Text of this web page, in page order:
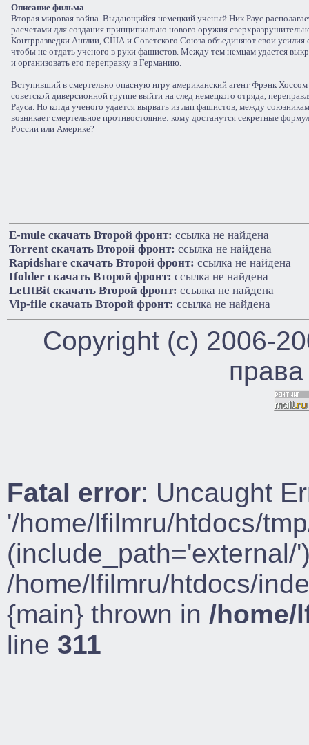
Описание фильма
Вторая мировая война. Выдающийся немецкий ученый Ник Раус
расчетами для создания принципиально нового оружия
Контрразведки Англии, США и Советского Союза объединяют свои усилия
чтобы не отдать ученого в руки фашистов. Между тем немцам удается
и организовать его переправку в Германию.
Вступивший в смертельно опасную игру американский агент Фрэнк Хоссом
советской диверсионной группе выйти на след немецкого отряда,
Рауса. Но когда ученого удается вырвать из лап фашистов, между
возникает смертельное противостояние: кому достанутся секретные
России или Америке?
E-mule cкачать Второй фронт: ссылка не найдена
Torrent cкачать Второй фронт: ссылка не найдена
Rapidshare cкачать Второй фронт: ссылка не найдена
Ifolder cкачать Второй фронт: ссылка не найдена
LetItBit cкачать Второй фронт: ссылка не найдена
Vip-file cкачать Второй фронт: ссылка не найдена
Copyright (c) 2006-
Fatal error: Uncaught
'/home/lfilmru/htdocs/
(include_path='external/
/home/lfilmru/htdocs/
{main} thrown in /home/
line 311